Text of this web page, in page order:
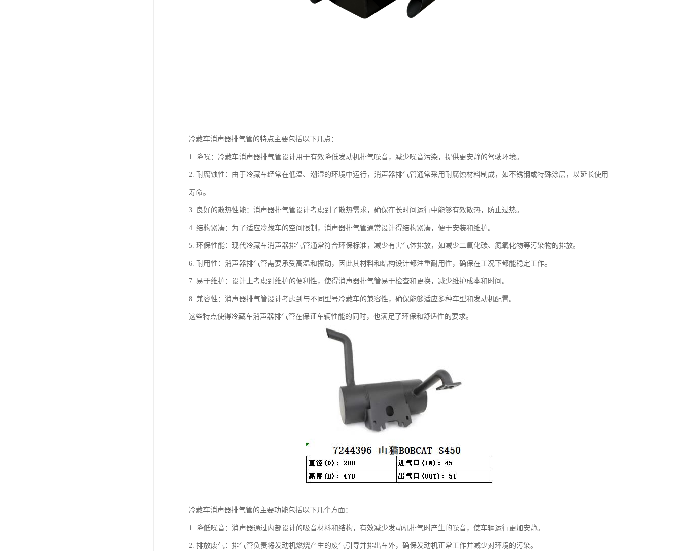
冷藏车消声器排气管的特点主要包括以下几点：
1. 降噪：冷藏车消声器排气管设计用于有效降低发动机排气噪音，减少噪音污染，提供更安静的驾驶环境。
2. 耐腐蚀性：由于冷藏车经常在低温、潮湿的环境中运行，消声器排气管通常采用耐腐蚀材料制成，如不锈钢或特殊涂层，以延长使用
寿命。
3. 良好的散热性能：消声器排气管设计考虑到了散热需求，确保在长时间运行中能够有效散热，防止过热。
4. 结构紧凑：为了适应冷藏车的空间限制，消声器排气管通常设计得结构紧凑，便于安装和维护。
5. 环保性能：现代冷藏车消声器排气管通常符合环保标准，减少有害气体排放，如减少二氧化碳、氮氧化物等污染物的排放。
6. 耐用性：消声器排气管需要承受高温和振动，因此其材料和结构设计都注重耐用性，确保在工况下都能稳定工作。
7. 易于维护：设计上考虑到维护的便利性，使得消声器排气管易于检查和更换，减少维护成本和时间。
8. 兼容性：消声器排气管设计考虑到与不同型号冷藏车的兼容性，确保能够适应多种车型和发动机配置。
这些特点使得冷藏车消声器排气管在保证车辆性能的同时，也满足了环保和舒适性的要求。
冷藏车消声器排气管的主要功能包括以下几个方面：
1. 降低噪音：消声器通过内部设计的吸音材料和结构，有效减少发动机排气时产生的噪音，使车辆运行更加安静。
2. 排放废气：排气管负责将发动机燃烧产生的废气引导并排出车外，确保发动机正常工作并减少对环境的污染。